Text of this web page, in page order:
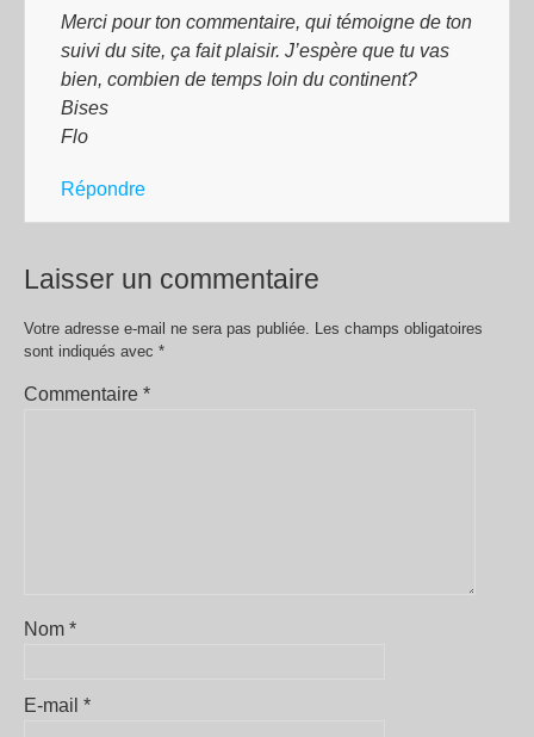
Merci pour ton commentaire, qui témoigne de ton
suivi du site, ça fait plaisir. J’espère que tu vas
bien, combien de temps loin du continent?
Bises
Flo
Répondre
Laisser un commentaire
Votre adresse e-mail ne sera pas publiée. Les champs obligatoires
sont indiqués avec *
Commentaire *
Nom *
E-mail *